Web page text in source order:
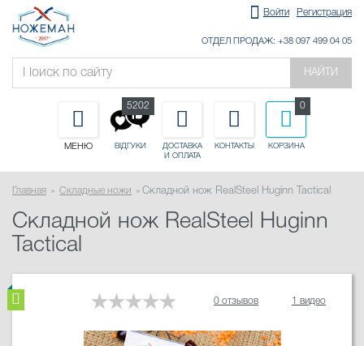
Войти Регистрация
ОТДЕЛ ПРОДАЖ: +38 097 499 04 05
НАЙТИ
МЕНЮ ВІДГУКИ
5202
ДОСТАВКА
И ОПЛАТА
КОНТАКТЫ КОРЗИНА
0
Главная Складные ножи Складной нож RealSteel Huginn Tactical
Складной нож RealSteel Huginn
Tactical
0 отзывов 1 видео